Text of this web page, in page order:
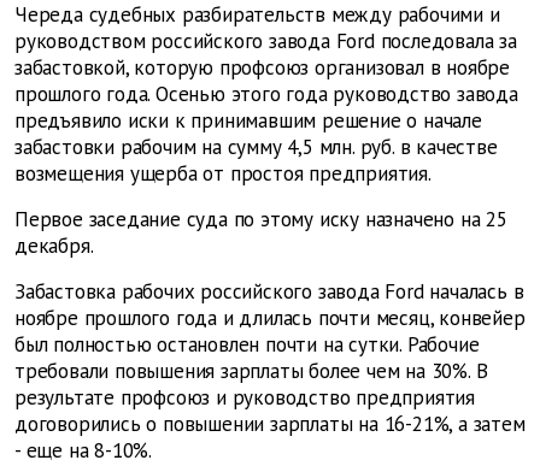
Череда судебных разбирательств между рабочими и
руководством российского завода Ford последовала за
забастовкой, которую профсоюз организовал в ноябре
прошлого года. Осенью этого года руководство завода
предъявило иски к принимавшим решение о начале
забастовки рабочим на сумму 4,5 млн. руб. в качестве
возмещения ущерба от простоя предприятия.
Первое заседание суда по этому иску назначено на 25
декабря.
Забастовка рабочих российского завода Ford началась в
ноябре прошлого года и длилась почти месяц, конвейер
был полностью остановлен почти на сутки. Рабочие
требовали повышения зарплаты более чем на 30%. В
результате профсоюз и руководство предприятия
договорились о повышении зарплаты на 16-21%, а затем
- еще на 8-10%.